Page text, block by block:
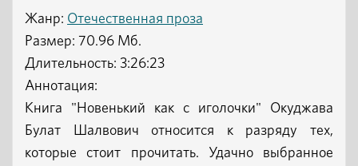
Жанр: Отечественная проза
Размер: 70.96 Мб.
Длительность: 3:26:23
Аннотация:
Книга "Новенький как с иголочки" Окуджава
Булат Шалвович относится к разряду тех,
которые стоит прочитать. Удачно выбранное